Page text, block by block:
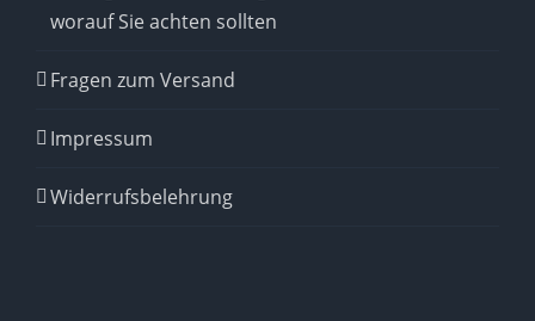
worauf Sie achten sollten
Fragen zum Versand
Impressum
Widerrufsbelehrung